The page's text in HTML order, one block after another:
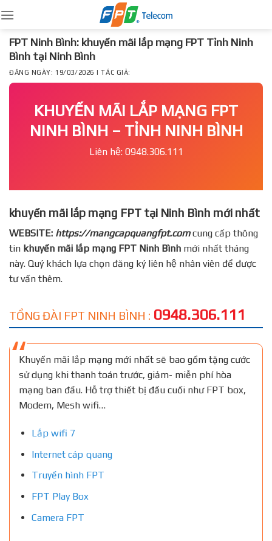
to
content
FPT Ninh Bình: khuyến mãi lắp mạng FPT Tỉnh Ninh
Bình tại Ninh Bình
ĐĂNG NGÀY: 19/03/2026 | TÁC GIẢ:
KHUYẾN MÃI LẮP MẠNG FPT
NINH BÌNH – TỈNH NINH BÌNH
Liên hệ: 0948.306.111
khuyến mãi lắp mạng FPT tại Ninh Bình mới nhất
WEBSITE: https://mangcapquangfpt.comcung cấp thông
tin khuyến mãi lắp mạng FPT Ninh Bình mới nhất tháng
này. Quý khách lựa chọn đăng ký liên hệ nhân viên để được
tư vấn thêm.
TỔNG ĐÀI FPT NINH BÌNH : 0948.306.111
Khuyến mãi lắp mạng mới nhất sẽ bao gồm tặng cước
sử dụng khi thanh toán trước, giảm- miễn phí hòa
mạng ban đầu. Hỗ trợ thiết bị đầu cuối như FPT box,
Modem, Mesh wifi…
Lắp wifi 7
Internet cáp quang
Truyền hình FPT
FPT Play Box
Camera FPT